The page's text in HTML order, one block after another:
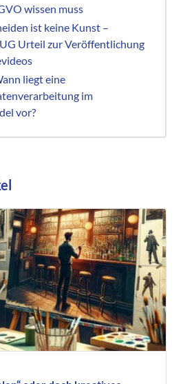
wissen muss
ist keine Kunst –
Urteil zur Veröffentlichung
liegt eine
im
vor?